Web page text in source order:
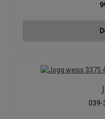
039-